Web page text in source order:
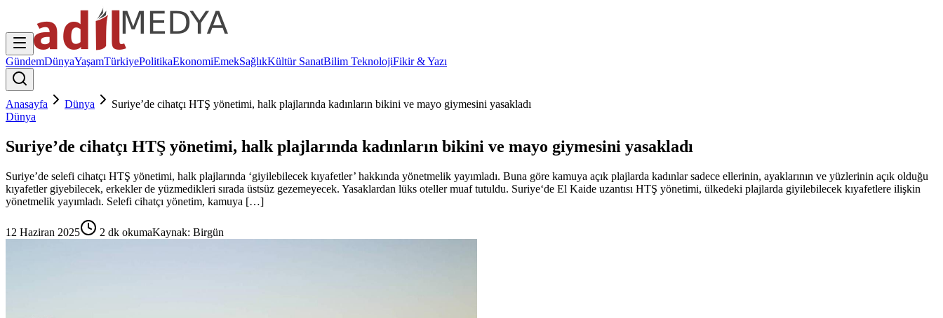
GündemDünyaYaşamTürkiyePolitikaEkonomiEmekSağlıkKültür SanatBilim TeknolojiFikir & Yazı
Anasayfa Dünya
Suriye’de cihatçı HTŞ yönetimi, halk plajlarında kadınların bikini ve mayo giymesini yasakladı
Dünya
Suriye’de cihatçı HTŞ yönetimi, halk plajlarında kadınların bikini ve mayo giymesini yasakladı
Suriye’de selefi cihatçı HTŞ yönetimi, halk plajlarında ‘giyilebilecek kıyafetler’ hakkında yönetmelik yayımladı. Buna göre kamuya açık plajlarda kadınlar sadece ellerinin, ayaklarının ve yüzlerinin açık olduğu
kıyafetler giyebilecek, erkekler de yüzmedikleri sırada üstsüz gezemeyecek. Yasaklardan lüks oteller muaf tutuldu. Suriye‘de El Kaide uzantısı HTŞ yönetimi, ülkedeki plajlarda giyilebilecek kıyafetlere ilişkin
yönetmelik yayımladı. Selefi cihatçı yönetim, kamuya […]
12 Haziran 2025 2 dk okumaKaynak: Birgün